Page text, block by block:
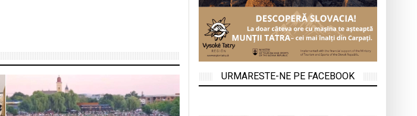
URMARESTE-NE PE FACEBOOK